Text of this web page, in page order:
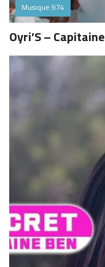
Musique 974
Oyri’S – Capitaine